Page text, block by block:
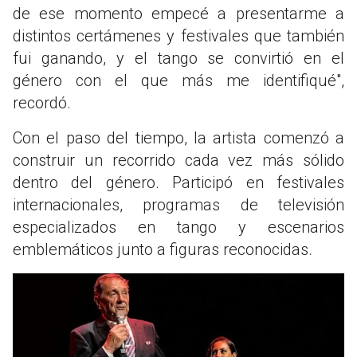
de ese momento empecé a presentarme a
distintos certámenes y festivales que también
fui ganando, y el tango se convirtió en el
género con el que más me identifiqué",
recordó.
Con el paso del tiempo, la artista comenzó a
construir un recorrido cada vez más sólido
dentro del género. Participó en festivales
internacionales, programas de televisión
especializados en tango y escenarios
emblemáticos junto a figuras reconocidas.